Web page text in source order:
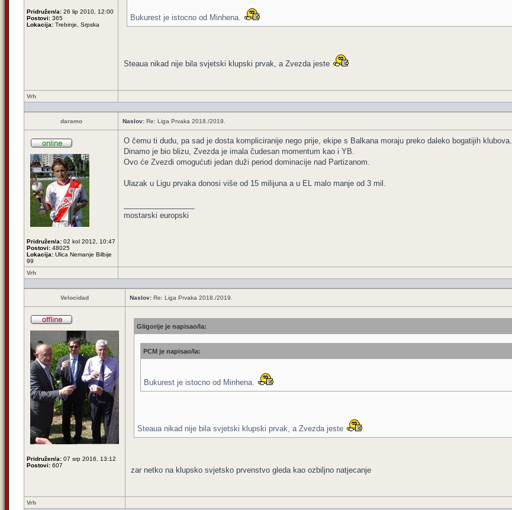
Pridružen/a: 26 lip 2010, 12:00
Postovi: 365
Lokacija: Trebinje, Srpska
Bukurest je istocno od Minhena.
Steaua nikad nije bila svjetski klupski prvak, a Zvezda jeste
Vrh
daramo Naslov: Re: Liga Prvaka 2018./2019.
Pridružen/a: 02 kol 2012, 10:47
Postovi: 48025
Lokacija: Ulica Nemanje Bilbije
99
O čemu ti dudu, pa sad je dosta kompliciranije nego prije, ekipe s Balkana moraju preko daleko bogatijih klubova.
Dinamo je bio blizu, Zvezda je imala čudesan momentum kao i YB.
Ovo će Zvezdi omogućuti jedan duži period dominacije nad Partizanom.
Ulazak u Ligu prvaka donosi više od 15 milijuna a u EL malo manje od 3 mil.
mostarski europski
Vrh
Velocidad Naslov: Re: Liga Prvaka 2018./2019.
Pridružen/a: 07 srp 2016, 13:12
Postovi: 607
Gligorije je napisao/la:
PCM je napisao/la:
Bukurest je istocno od Minhena.
Steaua nikad nije bila svjetski klupski prvak, a Zvezda jeste
zar netko na klupsko svjetsko prvenstvo gleda kao ozbiljno natjecanje
Vrh